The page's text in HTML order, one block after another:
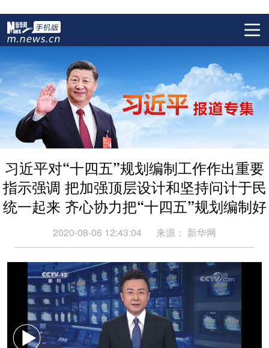
习近平对“十四五”规划编制工作作出重要
指示强调 把加强顶层设计和坚持问计于民
统一起来 齐心协力把“十四五”规划编制好
2020-08-06 12:43:04 来源： 新华网